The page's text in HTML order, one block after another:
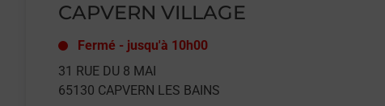
CAPVERN VILLAGE
Fermé - jusqu'à 10h00
31 RUE DU 8 MAI
65130 CAPVERN LES BAINS